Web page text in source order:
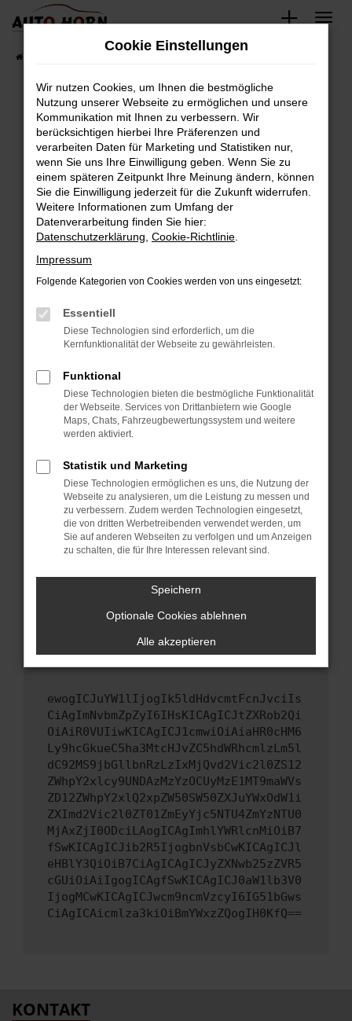
Zum
springen
Fahrzeugbestand
Fehler: Network Error
Beim Laden ist ein Fehler aufgetreten.
Hier sind ein paar Tipps, die dir helfen können:
Überprüfe deine Firewall und deine
Internetverbindung.
Laden andere Webseiten, zum Beispiel deine
Suchmaschine?
Prüfe deine Browsererweiterungen.
können das Laden bestimmter Seiten
verhindern. Funktioniert die Seite in einem
anderen Browser oder in einem privaten
Starte dein Gerät neu.
Das kann manchmal helfen, vorübergehende
Probleme zu beheben.
Betriebssystem auf dem neuesten Stand
sind.
Veraltete Software birgt nicht nur ein
Sicherheitsrisiko, sondern kann auch dazu
führen, dass bestimmte Funktionen nicht mehr
unterstützt werden.
Wende dich an den Webseitenbetreiber.
Wenn du alle oben genannten Schritte versucht
hast, kontaktiere uns bitte. Wir werden
versuchen, das Problem zu beheben. Du kannst
uns diesen Text schicken, um uns bei der
ewogICJuYW1lIjogIk5ldHdvcmtFcnJvciIs
CiAgImNvbmZpZyI6IHsKICAgICJtZXRob2Qi
OiAiR0VUIiwKICAgICJ1cmwiOiAiaHR0cHM6
Ly9hcGkueC5ha3MtcHJvZC5hdWRhcmlzLm5l
dC92MS9jbGllbnRzLzIxMjQvd2Vic2l0ZS12
ZWhpY2xlcy9UNDAzMzYzOCUyMzE1MT9maWVs
ZD12ZWhpY2xlQ2xpZW50SW50ZXJuYWxOdW1i
ZXImd2Vic2l0ZT01ZmEyYjc5NTU4ZmYzNTU0
MjAxZjI0ODciLAogICAgImhlYWRlcnMiOiB7
fSwKICAgICJib2R5IjogbnVsbCwKICAgICJl
eHBlY3QiOiB7CiAgICAgICJyZXNwb25zZVR5
cGUiOiAiIgogICAgfSwKICAgICJ0aW1lb3V0
IjogMCwKICAgICJwcm9ncmVzcyI6IG51bGws
CiAgICAicmlza3kiOiBmYWxzZQogIH0KfQ==
KONTAKT
Cookie Einstellungen
Wir nutzen Cookies, um Ihnen die bestmögliche
Nutzung unserer Webseite zu ermöglichen und unsere
Kommunikation mit Ihnen zu verbessern. Wir
berücksichtigen hierbei Ihre Präferenzen und
verarbeiten Daten für Marketing und Statistiken nur,
wenn Sie uns Ihre Einwilligung geben. Wenn Sie zu
einem späteren Zeitpunkt Ihre Meinung ändern, können
Sie die Einwilligung jederzeit für die Zukunft widerrufen.
Weitere Informationen zum Umfang der
Datenverarbeitung finden Sie hier:
Datenschutzerklärung Cookie-Richtlinie
Impressum
Folgende Kategorien von Cookies werden von uns eingesetzt:
Essentiell
Diese Technologien sind erforderlich, um die
Kernfunktionalität der Webseite zu gewährleisten.
Funktional
Diese Technologien bieten die bestmögliche Funktionalität
der Webseite. Services von Drittanbietern wie Google
Maps, Chats, Fahrzeugbewertungssystem und weitere
werden aktiviert.
Statistik und Marketing
Diese Technologien ermöglichen es uns, die Nutzung der
Webseite zu analysieren, um die Leistung zu messen und
zu verbessern. Zudem werden Technologien eingesetzt,
die von dritten Werbetreibenden verwendet werden, um
Sie auf anderen Webseiten zu verfolgen und um Anzeigen
zu schalten, die für Ihre Interessen relevant sind.
Speichern
Optionale Cookies ablehnen
Alle akzeptieren